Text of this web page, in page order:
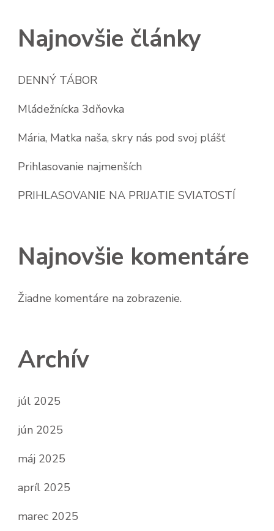
Najnovšie články
DENNÝ TÁBOR
Mládežnícka 3dňovka
Mária, Matka naša, skry nás pod svoj plášť
Prihlasovanie najmenších
PRIHLASOVANIE NA PRIJATIE SVIATOSTÍ
Najnovšie komentáre
Žiadne komentáre na zobrazenie.
Archív
júl 2025
jún 2025
máj 2025
apríl 2025
marec 2025